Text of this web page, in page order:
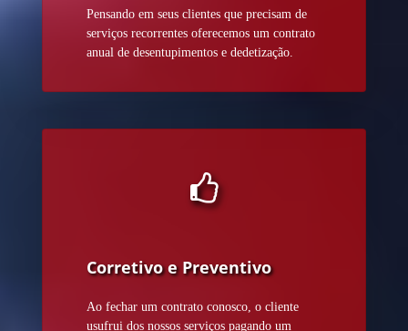
Pensando em seus clientes que precisam de
serviços recorrentes oferecemos um contrato
anual de desentupimentos e dedetização.
Corretivo e Preventivo
Ao fechar um contrato conosco, o cliente
usufrui dos nossos serviços pagando um